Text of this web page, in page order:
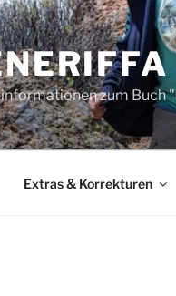
zum Buch
Extras & Korrekturen